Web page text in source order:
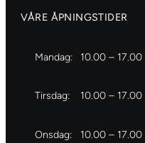
VÅRE ÅPNINGSTIDER
Mandag: 10.00 – 17.00
Tirsdag: 10.00 – 17.00
Onsdag: 10.00 – 17.00